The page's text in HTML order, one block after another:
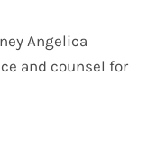
Angelica
and counsel for